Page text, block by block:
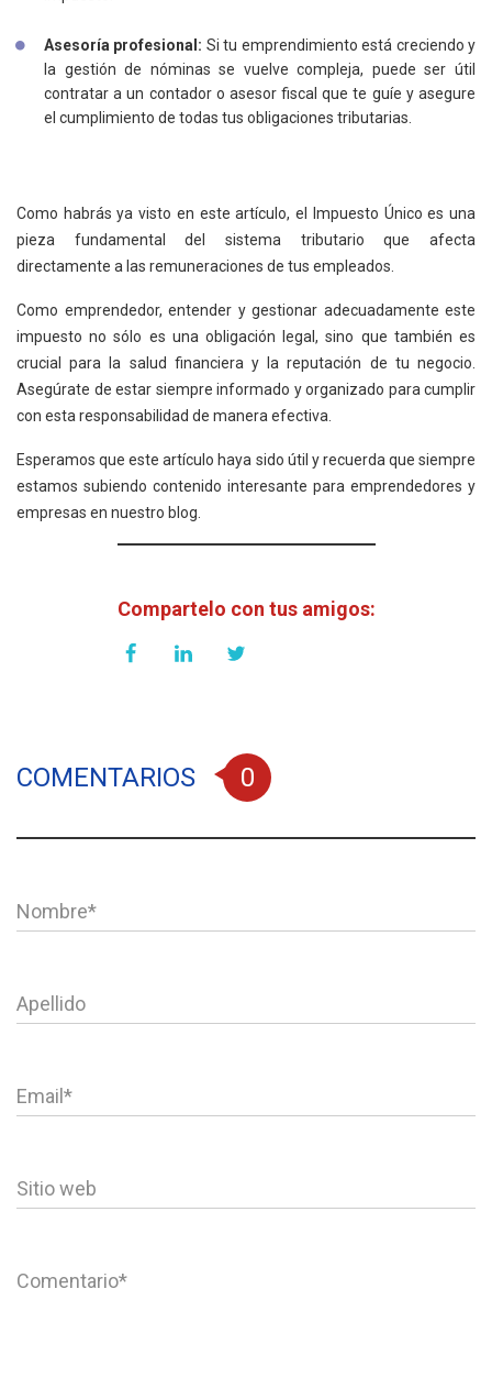
Asesoría profesional: Si tu emprendimiento está creciendo y
la gestión de nóminas se vuelve compleja, puede ser útil
contratar a un contador o asesor fiscal que te guíe y asegure
el cumplimiento de todas tus obligaciones tributarias.
Como habrás ya visto en este artículo, el Impuesto Único es una
pieza fundamental del sistema tributario que afecta
directamente a las remuneraciones de tus empleados.
Como emprendedor, entender y gestionar adecuadamente este
impuesto no sólo es una obligación legal, sino que también es
crucial para la salud financiera y la reputación de tu negocio.
Asegúrate de estar siempre informado y organizado para cumplir
con esta responsabilidad de manera efectiva.
Esperamos que este artículo haya sido útil y recuerda que siempre
estamos subiendo contenido interesante para emprendedores y
empresas en nuestro blog.
Compartelo con tus amigos:
COMENTARIOS 0
Nombre*
Apellido
Email *
Sitio web
Comentario*